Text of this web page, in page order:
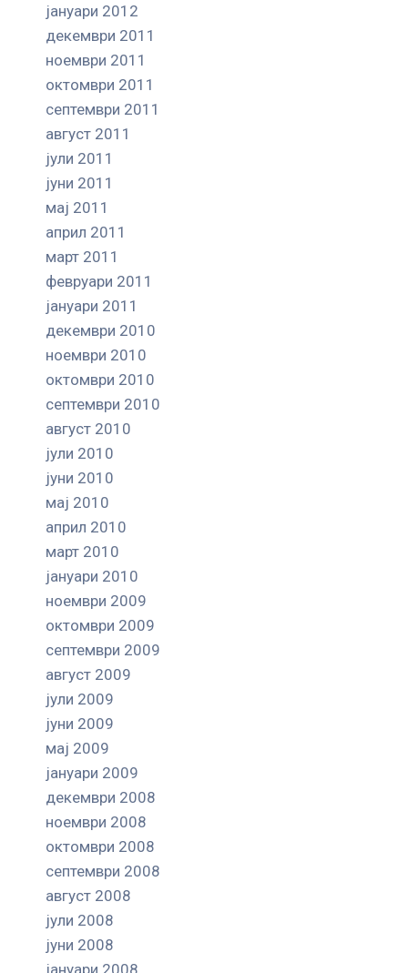
јануари 2012
декември 2011
ноември 2011
октомври 2011
септември 2011
август 2011
јули 2011
јуни 2011
мај 2011
април 2011
март 2011
февруари 2011
јануари 2011
декември 2010
ноември 2010
октомври 2010
септември 2010
август 2010
јули 2010
јуни 2010
мај 2010
април 2010
март 2010
јануари 2010
ноември 2009
октомври 2009
септември 2009
август 2009
јули 2009
јуни 2009
мај 2009
јануари 2009
декември 2008
ноември 2008
октомври 2008
септември 2008
август 2008
јули 2008
јуни 2008
јануари 2008